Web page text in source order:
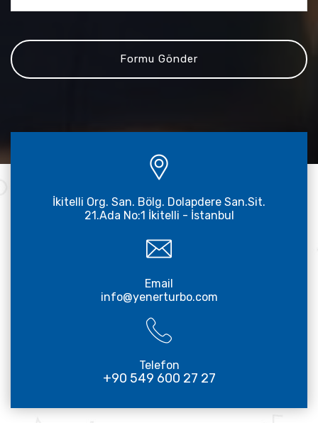
İkitelli Org. San. Bölg. Dolapdere San.Sit.
21.Ada No:1 İkitelli - İstanbul
Email
info@yenerturbo.com
Telefon
+90 549 600 27 27